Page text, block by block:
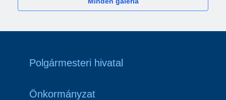
Polgármesteri hivatal
Önkormányzat